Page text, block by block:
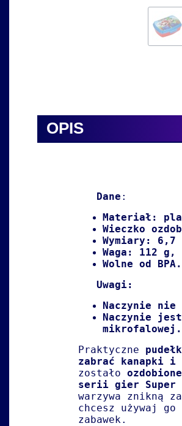
OPIS
Dane :
Materiał:
Wieczko
Wymiary: 6,7
Waga: 112 g,
Wolne od BPA.
Uwagi:
Naczynie nie
Naczynie jest
mikrofalowej.
Praktyczne
zabrać kanapki i
zostało
serii gier Super
warzywa znikną
chcesz używaj go
zabawek.